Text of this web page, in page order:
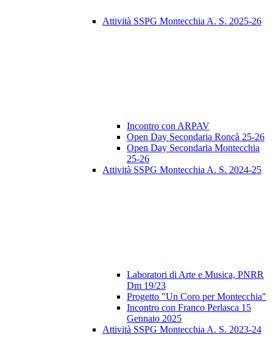
Attività SSPG Montecchia A. S. 2025-26
Incontro con ARPAV
Open Day Secondaria Roncà 25-26
Open Day Secondaria Montecchia
25-26
Attività SSPG Montecchia A. S. 2024-25
Laboratori di Arte e Musica, PNRR
Dm 19/23
Progetto "Un Coro per Montecchia"
Incontro con Franco Perlasca 15
Gennaio 2025
Attività SSPG Montecchia A. S. 2023-24